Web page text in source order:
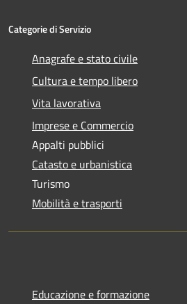
Categorie di Servizio
Anagrafe e stato civile
Cultura e tempo libero
Vita lavorativa
Imprese e Commercio
Appalti pubblici
Catasto e urbanistica
Turismo
Mobilità e trasporti
Educazione e formazione